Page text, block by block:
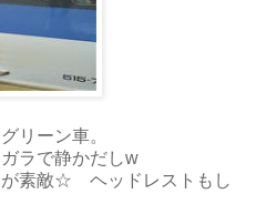
リーン車。
ラで静かだしw
が素敵☆ ヘッドレストもし